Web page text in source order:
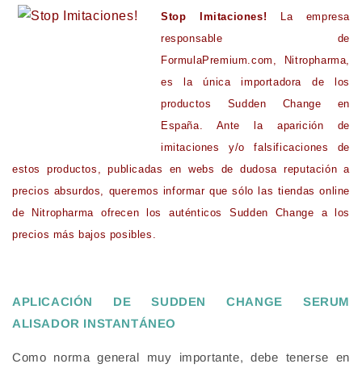
Stop Imitaciones! La empresa
responsable de
FormulaPremium.com, Nitropharma,
es la única importadora de los
productos Sudden Change en
España. Ante la aparición de
imitaciones y/o falsificaciones de
estos productos, publicadas en webs de dudosa reputación a
precios absurdos, queremos informar que sólo las tiendas online
de Nitropharma ofrecen los auténticos Sudden Change a los
precios más bajos posibles.
APLICACIÓN DE SUDDEN CHANGE SERUM
ALISADOR INSTANTÁNEO
Como norma general muy importante, debe tenerse en